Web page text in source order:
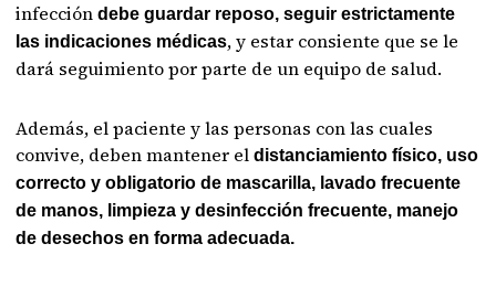
infeccióndebe guardar reposo, seguir estrictamente
las indicaciones médicas, y estar consiente que se le
dará seguimiento por parte de un equipo de salud.
Además, el paciente y las personas con las cuales
convive, deben mantener eldistanciamiento físico, uso
correcto y obligatorio de mascarilla, lavado frecuente
de manos, limpieza y desinfección frecuente, manejo
de desechos en forma adecuada.